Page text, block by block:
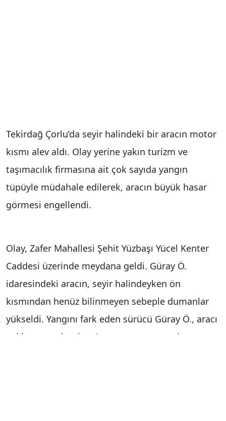
Tekirdağ Çorlu’da seyir halindeki bir aracın motor
kısmı alev aldı. Olay yerine yakın turizm ve
taşımacılık firmasına ait çok sayıda yangın
tüpüyle müdahale edilerek, aracın büyük hasar
görmesi engellendi.
Olay, Zafer Mahallesi Şehit Yüzbaşı Yücel Kenter
Caddesi üzerinde meydana geldi. Güray Ö.
idaresindeki aracın, seyir halindeyken ön
kısmından henüz bilinmeyen sebeple dumanlar
yükseldi. Yangını fark eden sürücü Güray Ö., aracı
yol kenarına bıraktı. Apar topar araçtan inen